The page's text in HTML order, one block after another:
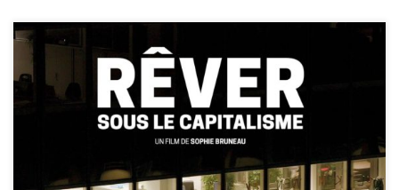
Dans le cadre du Mois du Doc, la bibliothèque de Malmedy vous
invite à la projection du documentaire « Rêver sous le
capitalisme » de Sophie Bruneau. Le ciné/débat se déroulera le
mardi 6 novembre à 19h30 au Malmundarium en présence de la
réalisatrice. Douze personnes racontent puis interprètent le
souvenir d’un […]